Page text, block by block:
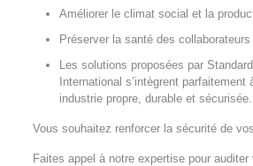
Améliorer le climat social et la
Préserver la santé des
Les solutions proposées par
International s’intègrent parfaitement
industrie propre, durable et sécurisée.
Vous souhaitez renforcer la sécurité de
Faites appel à notre expertise pour